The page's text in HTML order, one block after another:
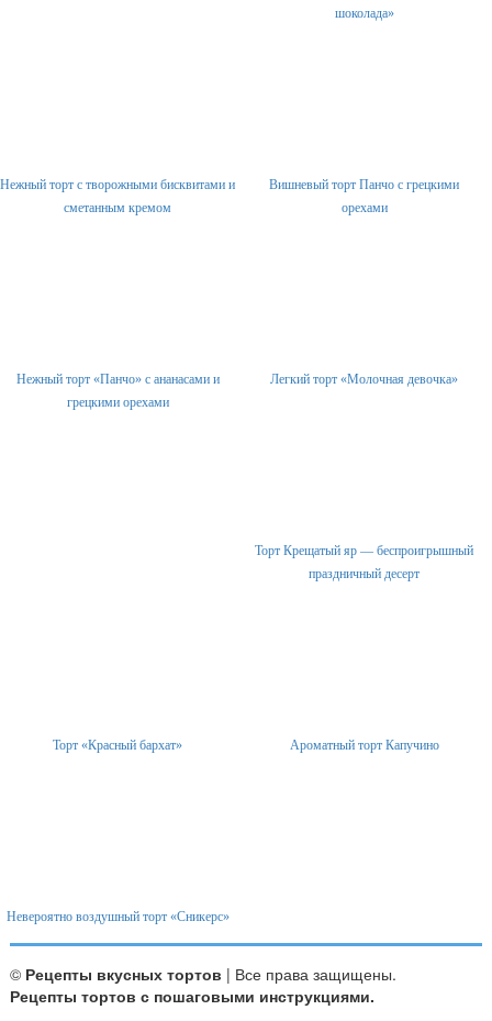
шоколада»
Нежный торт с творожными бисквитами и
сметанным кремом
Вишневый торт Панчо с грецкими
орехами
Нежный торт «Панчо» с ананасами и
грецкими орехами
Легкий торт «Молочная девочка»
Торт Крещатый яр — беспроигрышный
праздничный десерт
Торт «Красный бархат» Ароматный торт Капучино
Невероятно воздушный торт «Сникерс»
© Рецепты вкусных тортов | Все права защищены.
Рецепты тортов с пошаговыми инструкциями.